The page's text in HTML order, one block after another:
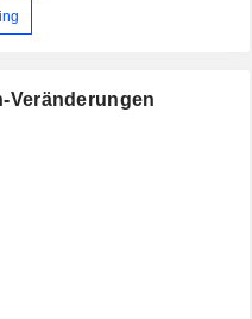
Veränderungen